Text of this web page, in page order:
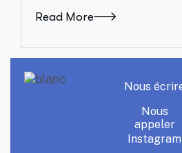
Read More
Nous
Nous
appeler
Instagram